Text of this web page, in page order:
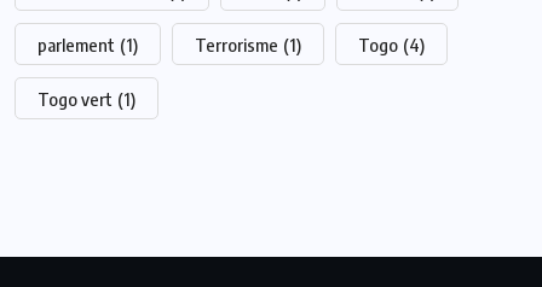
parlement (1) Terrorisme (1) Togo (4)
Togo vert (1)